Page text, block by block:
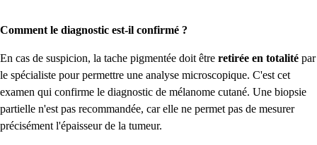
Comment le diagnostic est-il confirmé ?
En cas de suspicion, la tache pigmentée doit être retirée en totalité par
le spécialiste pour permettre une analyse microscopique. C'est cet
examen qui confirme le diagnostic de mélanome cutané. Une biopsie
partielle n'est pas recommandée, car elle ne permet pas de mesurer
précisément l'épaisseur de la tumeur.